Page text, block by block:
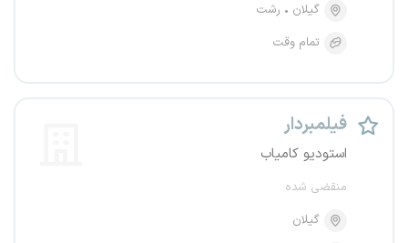
گیلان
رشت
تمام وقت
فیلمبردار
استودیو کامیاب
منقضی شده
گیلان